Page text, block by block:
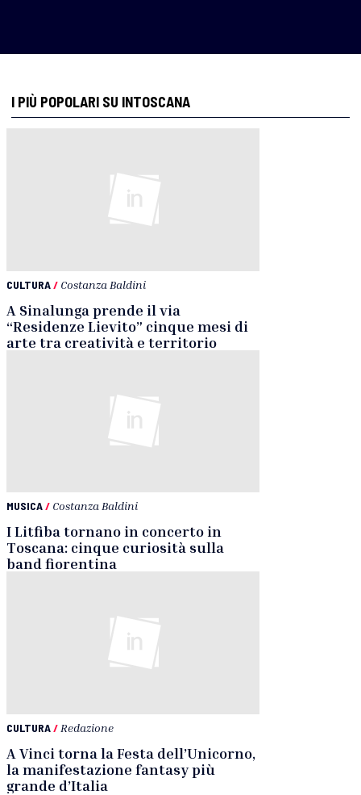
I PIÙ POPOLARI SU INTOSCANA
CULTURA/ Costanza Baldini
A Sinalunga prende il via
“Residenze Lievito” cinque mesi di
arte tra creatività e territorio
MUSICA/ Costanza Baldini
I Litfiba tornano in concerto in
Toscana: cinque curiosità sulla
band fiorentina
CULTURA/ Redazione
A Vinci torna la Festa dell’Unicorno,
la manifestazione fantasy più
grande d’Italia